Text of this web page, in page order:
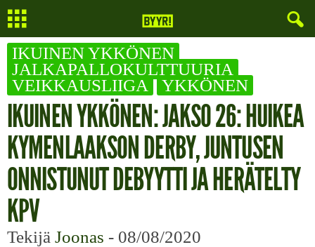
IKUINEN YKKÖNEN
JALKAPALLOKULTTUURIA
VEIKKAUSLIIGA
YKKÖNEN
IKUINEN YKKÖNEN: JAKSO 26: HUIKEA
KYMENLAAKSON DERBY, JUNTUSEN
ONNISTUNUT DEBYYTTI JA HERÄTELTY
KPV
Tekijä Joonas - 08/08/2020